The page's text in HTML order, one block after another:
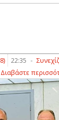
22:35 -
Διαβάστε